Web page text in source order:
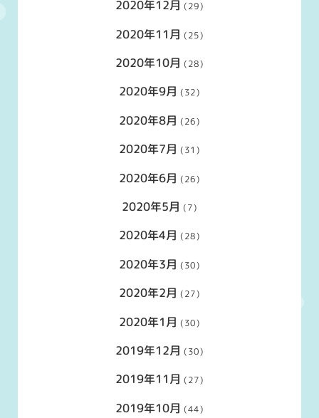
2020年12月 (29)
2020年11月 (25)
2020年10月 (28)
2020年9月 (32)
2020年8月 (26)
2020年7月 (31)
2020年6月 (26)
2020年5月 (7)
2020年4月 (28)
2020年3月 (30)
2020年2月 (27)
2020年1月 (30)
2019年12月 (30)
2019年11月 (27)
2019年10月 (44)